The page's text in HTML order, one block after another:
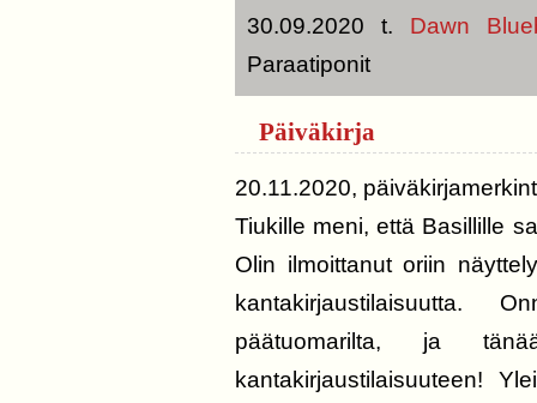
30.09.2020 t. Dawn
Paraatiponit
Päiväkirja
20.11.2020,
Tiukille meni, että Basillille
Olin ilmoittanut oriin
kantakirjaustilaisuutta.
päätuomarilta, ja
kantakirjaustilaisuuteen!